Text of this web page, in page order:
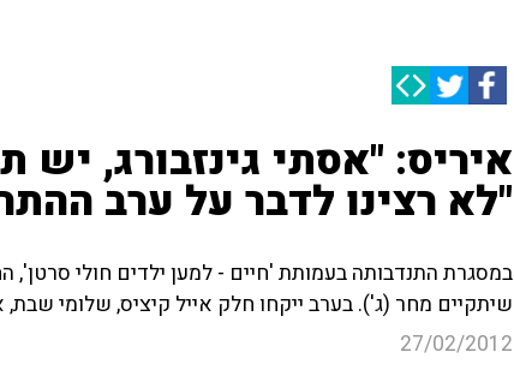
איריס: "אסתי גינזבורג, יש
"לא רצינו לדבר על ערב
במסגרת התנדבותה בעמותת 'חיים - למען ילדים חולי סרטן',
שיתקיים מחר (ג'). בערב ייקחו חלק אייל קיציס, שלומי שבת,
27/02/2012